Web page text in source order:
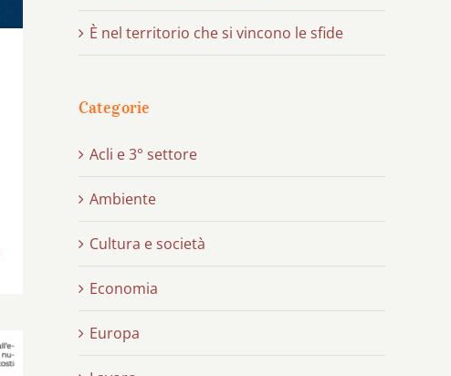
È nel territorio che si vincono le sfide
Categorie
Acli e 3° settore
Ambiente
Cultura e società
Economia
Europa